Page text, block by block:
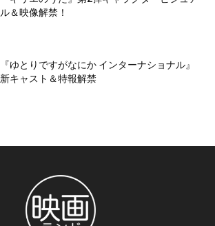
ル＆映像解禁！
『ゆとりですがなにか インターナショナル』
新キャスト＆特報解禁